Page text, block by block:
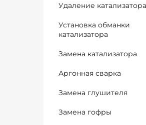
Удаление катализатора
Установка обманки
катализатора
Замена катализатора
Аргонная сварка
Замена глушителя
Замена гофры